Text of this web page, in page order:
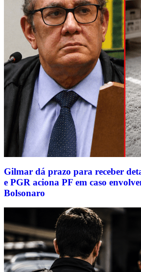
Gilmar dá prazo para receber
e PGR aciona PF em caso
Bolsonaro